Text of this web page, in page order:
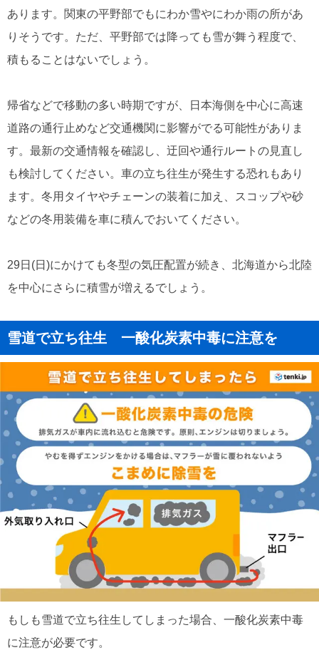
あります。関東の平野部でもにわか雪やにわか雨の所があ
りそうです。ただ、平野部では降っても雪が舞う程度で、
積もることはないでしょう。
帰省などで移動の多い時期ですが、日本海側を中心に高速
道路の通行止めなど交通機関に影響がでる可能性がありま
す。最新の交通情報を確認し、迂回や通行ルートの見直し
も検討してください。車の立ち往生が発生する恐れもあり
ます。冬用タイヤやチェーンの装着に加え、スコップや砂
などの冬用装備を車に積んでおいてください。
29日(日)にかけても冬型の気圧配置が続き、北海道から北陸
を中心にさらに積雪が増えるでしょう。
雪道で立ち往生 一酸化炭素中毒に注意を
もしも雪道で立ち往生してしまった場合、一酸化炭素中毒
に注意が必要です。